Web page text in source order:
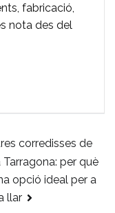
fabricació,
nota des del
corredisses de
Tarragona: per què
opció ideal per a
llar